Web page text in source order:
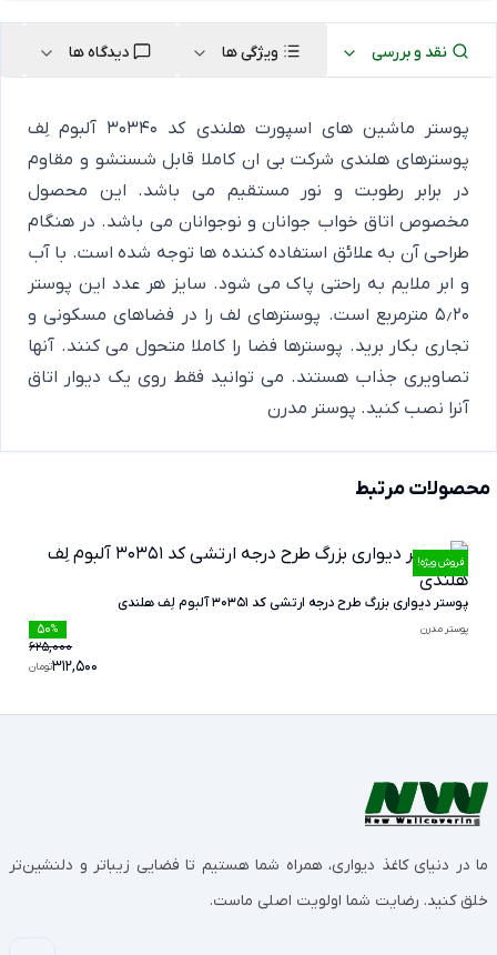
نقد و بررسی ویژگی ها دیدگاه ها
پوستر ماشین های اسپورت هلندی کد 30340 آلبوم لِف
پوسترهای هلندی شرکت بی ان کاملا قابل شستشو و مقاوم
در برابر رطوبت و نور مستقیم می باشد. این محصول
مخصوص اتاق خواب جوانان و نوجوانان می باشد. در هنگام
طراحی آن به علائق استفاده کننده ها توجه شده است. با آب
و ابر ملایم به راحتی پاک می شود. سایز هر عدد این پوستر
5٫20 مترمربع است. پوسترهای لف را در فضاهای مسکونی و
تجاری بکار برید. پوسترها فضا را کاملا متحول می کنند. آنها
تصاویری جذاب هستند. می توانید فقط روی یک دیوار اتاق
آنرا نصب کنید. پوستر مدرن
محصولات مرتبط
فروش ویژه!
پوستر دیواری بزرگ طرح درجه ارتشی کد 30351 آلبوم لِف هلندی
پوستر مدرن %
50
625,000
تومان312,500
ما در دنیای کاغذ دیواری، همراه شما هستیم تا فضایی زیباتر و دلنشین‌تر
خلق کنید. رضایت شما اولویت اصلی ماست.